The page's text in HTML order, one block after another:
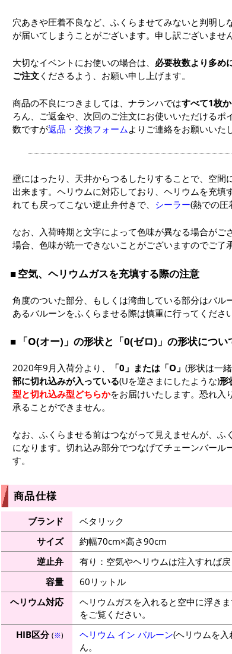
穴あきや圧着不良など、ふくらませてみないと判明し
が届いてしまうことがございます。申し訳ございません
大切なイベントにお使いの場合は、 必要枚数より多め
ご注文 くださるよう、お願い申し上げます。
商品の不良につきましては、ナランハではすべて1枚
ろん、ご返金や、次回のご注文にお使いいただける
数ですが返品・交換フォームよりご連絡をお願いいた
壁にはったり、天井からつるしたりすることで、空
出来ます。ヘリウムに対応しており、ヘリウムを充填
れても戻ってこない逆止弁付きで、 シーラー(熱での圧
なお、入荷時期と文字によって色味が異なる場合がご
場合、色味が統一できないことがございますのでご了
空気、ヘリウムガスを充填する際の注意
角度のついた部分、もしくは湾曲している部分はバ
あるバルーンをふくらませる際は慎重に行ってください
「O(オー)」の形状と「0(ゼロ)」の形状につい
2020年9月入荷分より、 「0」または「O」 (形状は一緒
部に切れ込みが入っている(Uを逆さまにしたような)形
型と切れ込み型どちらかをお届けいたします。恐れ入
承ることができません。
なお、ふくらませる前はつながって見えませんが、
になります。切れ込み部分でつなげてチェーンバー
す。
商品仕様
ブランド
ベタリック
サイズ
約幅70cm×高さ90cm
逆止弁
有り：空気やヘリウムは注入すれば
容量
60リットル
ヘリウム対応
ヘリウムガスを入れると空中に浮き
をご覧ください。
HIB区分(※) ヘリウム イン バルーン(ヘリウムを
ん。